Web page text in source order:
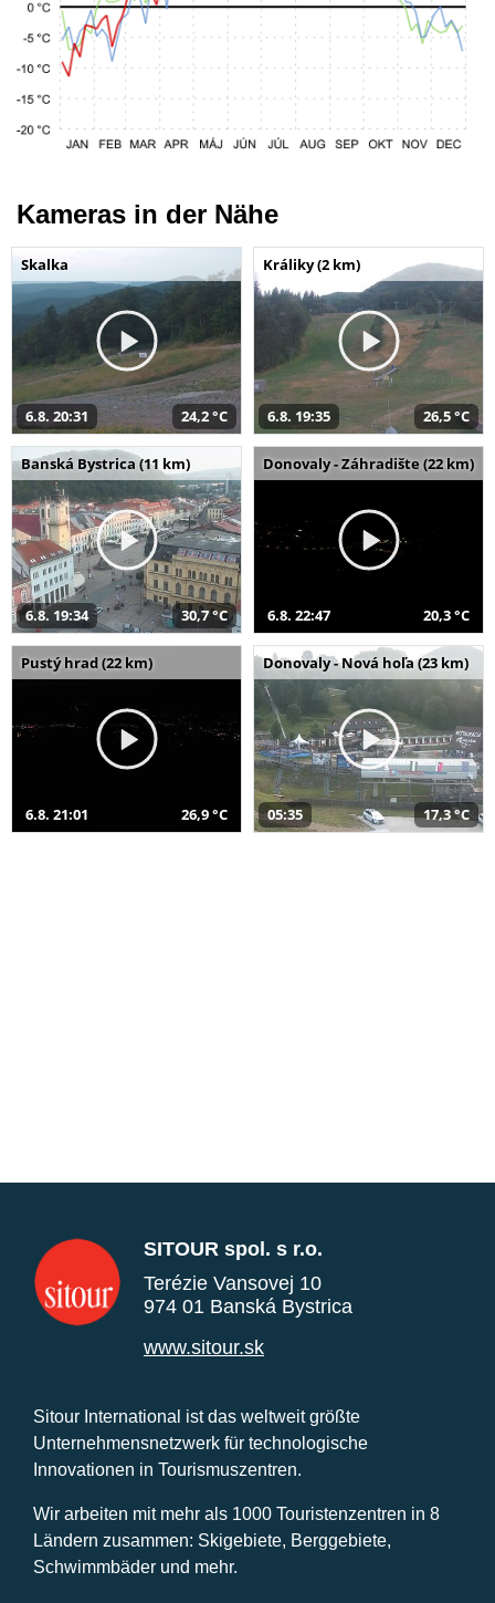
Kameras in der Nähe
Skalka
6.8. 20:31 24,2 °C
Králiky (2 km)
6.8. 19:35 26,5 °C
Banská Bystrica (11 km)
6.8. 19:34 30,7 °C
Donovaly - Záhradište (22 km)
6.8. 22:47 20,3 °C
Pustý hrad (22 km)
6.8. 21:01 26,9 °C
Donovaly - Nová hoľa (23 km)
05:35 17,3 °C
SITOUR spol. s r.o.
Terézie Vansovej 10
974 01 Banská Bystrica
www.sitour.sk
Sitour International ist das weltweit größte
Unternehmensnetzwerk für technologische
Innovationen in Tourismuszentren.
Wir arbeiten mit mehr als 1000 Touristenzentren in 8
Ländern zusammen: Skigebiete, Berggebiete,
Schwimmbäder und mehr.